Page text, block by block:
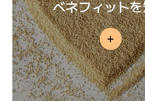
ベネフィット